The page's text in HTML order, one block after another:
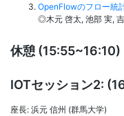
OpenFlowのフロー統
◎木元 啓太, 池部 実,
休憩 (15:55~16:10)
IOTセッション2:
座長: 浜元 信州 (群馬大学)